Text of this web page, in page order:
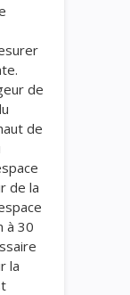
de
de
de la
à 30
la